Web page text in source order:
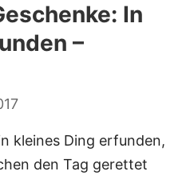
In
–
kleines Ding erfunden,
den Tag gerettet